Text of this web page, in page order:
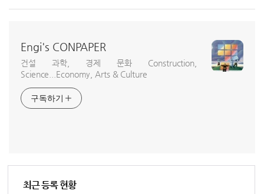
Engi's CONPAPER
건설 과학, 경제 문화 Construction,
Science...Economy, Arts & Culture
구독하기
최근 등록 현황